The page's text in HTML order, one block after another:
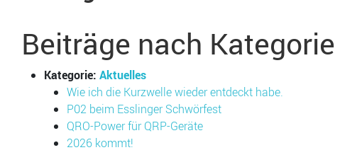
Beiträge nach Kategorie
Kategorie: Aktuelles
Wie ich die Kurzwelle wieder entdeckt habe.
P02 beim Esslinger Schwörfest
QRO-Power für QRP-Geräte
2026 kommt!